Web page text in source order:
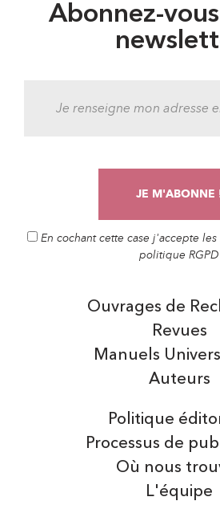
Abonnez-
En cochant cette case j'accepte
politique RGPD
Auteurs
Manuels
Ouvrages de
Revues
Politique
Processus de
Où nous
L'équipe